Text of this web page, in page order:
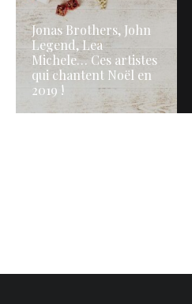
Jonas Brothers, John
Legend, Lea
Michele… Ces artistes
qui chantent Noël en
2019 !